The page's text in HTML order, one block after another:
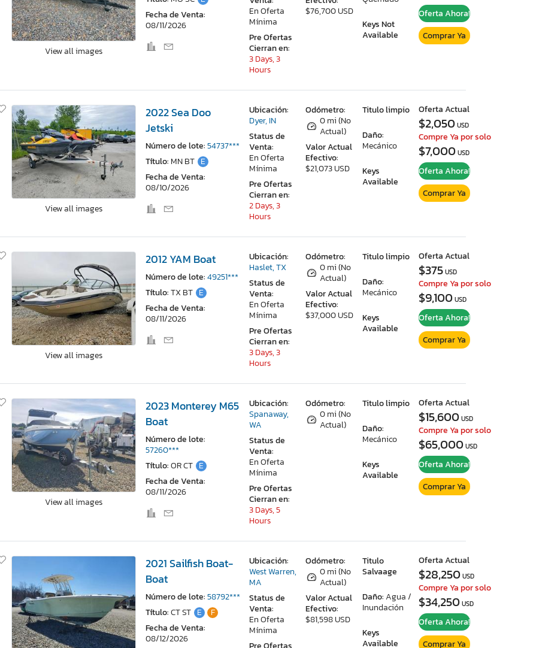
View all images
Fecha de Venta:
08/11/2026
$76,700 USD
Keys Not
Available
En Oferta
Mínima
Pre Ofertas
Cierran en:
3 Days, 3
Hours
Oferta Ahora!
Comprar Ya
View all images
2022 Sea Doo
Jetski
Número de lote:54737***
Título: MN BT E
Fecha de Venta:
08/10/2026
Odómetro:
0 mi (No
Actual)
Valor Actual
Efectivo:
$21,073 USD
Titulo limpio
Daño:
Mecánico
Keys
Available
Ubicación:
Dyer, IN
Status de
Venta:
En Oferta
Mínima
Pre Ofertas
Cierran en:
2 Days, 3
Hours
Oferta Actual
$2,050USD
Compre Ya por solo
$7,000USD
Oferta Ahora!
Comprar Ya
View all images
2012 YAM Boat
Número de lote:49251***
Título:TX BT E
Fecha de Venta:
08/11/2026
Odómetro:
0 mi (No
Actual)
Valor Actual
Efectivo:
$37,000 USD
Titulo limpio
Daño:
Mecánico
Keys
Available
Ubicación:
Haslet, TX
Status de
Venta:
En Oferta
Mínima
Pre Ofertas
Cierran en:
3 Days, 3
Hours
Oferta Actual
$375USD
Compre Ya por solo
$9,100USD
Oferta Ahora!
Comprar Ya
View all images
2023 Monterey M65
Boat
Número de lote:
57260***
Título:OR CT E
Fecha de Venta:
08/11/2026
Odómetro:
0 mi (No
Actual)
Titulo limpio
Daño:
Mecánico
Keys
Available
Ubicación:
Spanaway,
WA
Status de
Venta:
En Oferta
Mínima
Pre Ofertas
Cierran en:
3 Days, 5
Hours
Oferta Actual
$15,600USD
Compre Ya por solo
$65,000USD
Oferta Ahora!
Comprar Ya
2021 Sailfish Boat-
Boat
Número de lote:58792***
Título:CT ST E
F
Fecha de Venta:
08/12/2026
Odómetro:
0 mi (No
Actual)
Valor Actual
Efectivo:
$81,598 USD
Titulo
Salvaage
Daño:Agua /
Inundación
Keys
Available
Ubicación:
West Warren,
MA
Status de
Venta:
En Oferta
Mínima
Oferta Actual
$28,250USD
Compre Ya por solo
$34,250USD
Oferta Ahora!
Comprar Ya